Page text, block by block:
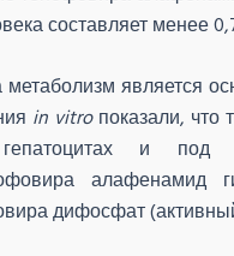
составляет менее
метаболизм является
in vitroпоказали, что
гепатоцитах и
алафенамид
дифосфат